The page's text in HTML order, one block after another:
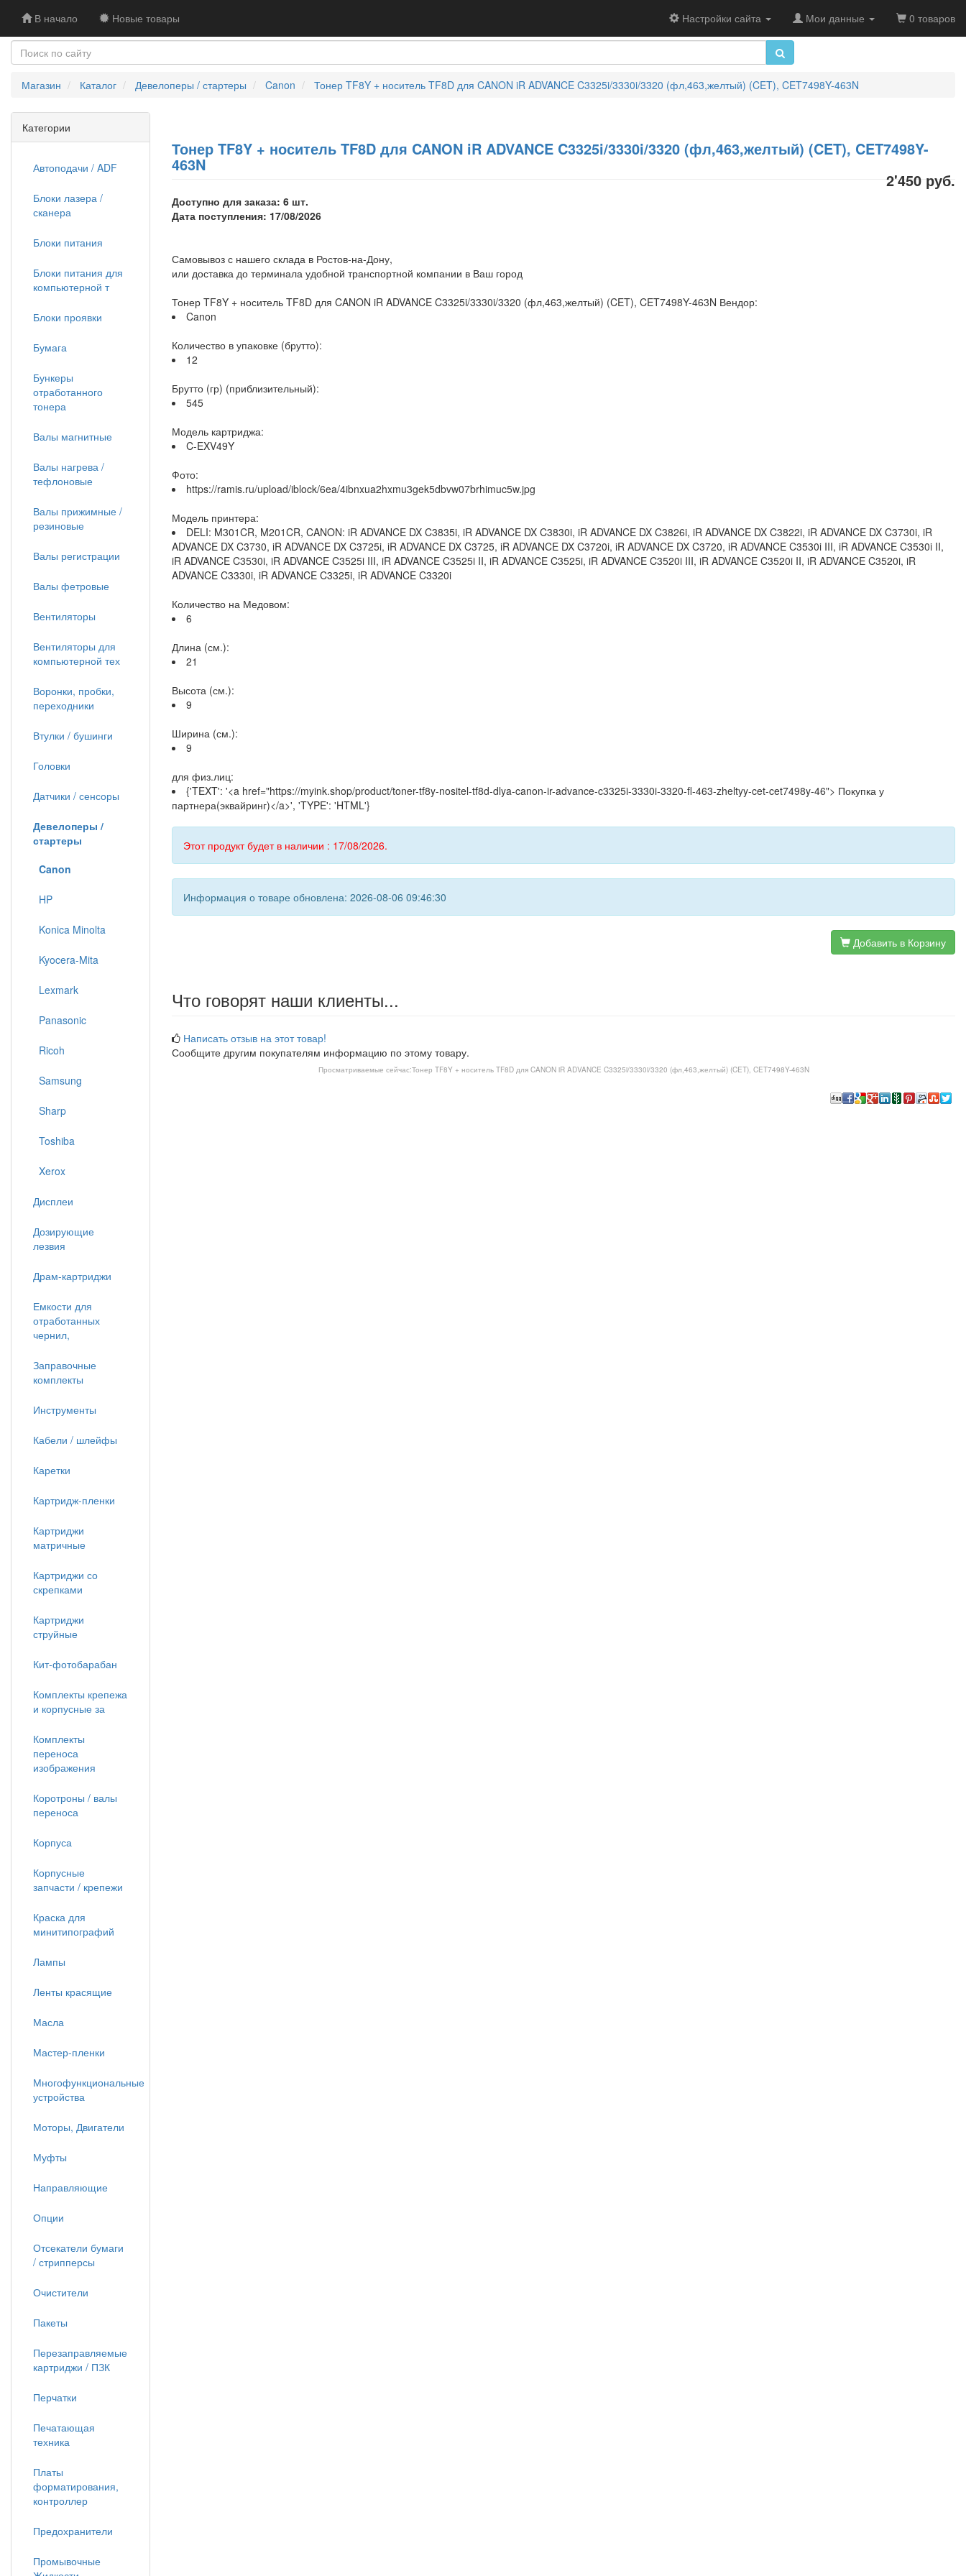
В начало Новые товары Настройки сайта Мои данные 0 товаров
Магазин Каталог Девелоперы / стартеры Canon Тонер TF8Y + носитель TF8D для CANON iR ADVANCE C3325i/3330i/3320 (фл,463,желтый) (CET), CET7498Y-463N
Тонер TF8Y + носитель TF8D для CANON iR ADVANCE C3325i/3330i/3320 (фл,463,желтый) (CET), CET7498Y-
463N
2'450 руб.
Доступно для заказа: 6 шт.
Дата поступления: 17/08/2026
Самовывоз с нашего склада в Ростов-на-Дону,
или доставка до терминала удобной транспортной компании в Ваш город
Тонер TF8Y + носитель TF8D для CANON iR ADVANCE C3325i/3330i/3320 (фл,463,желтый) (CET), CET7498Y-463N Вендор:
Canon
Количество в упаковке (брутто):
12
Брутто (гр) (приблизительный):
545
Модель картриджа:
C-EXV49Y
Фото:
https://ramis.ru/upload/iblock/6ea/4ibnxua2hxmu3gek5dbvw07brhimuc5w.jpg
Модель принтера:
DELI: M301CR, M201CR, CANON: iR ADVANCE DX C3835i, iR ADVANCE DX C3830i, iR ADVANCE DX C3826i, iR ADVANCE DX C3822i, iR ADVANCE DX C3730i, iR
ADVANCE DX C3730, iR ADVANCE DX C3725i, iR ADVANCE DX C3725, iR ADVANCE DX C3720i, iR ADVANCE DX C3720, iR ADVANCE C3530i III, iR ADVANCE C3530i II,
iR ADVANCE C3530i, iR ADVANCE C3525i III, iR ADVANCE C3525i II, iR ADVANCE C3525i, iR ADVANCE C3520i III, iR ADVANCE C3520i II, iR ADVANCE C3520i, iR
ADVANCE C3330i, iR ADVANCE C3325i, iR ADVANCE C3320i
Количество на Медовом:
6
Длина (см.):
21
Высота (см.):
9
Ширина (см.):
9
для физ.лиц:
{'TEXT': '<a href="https://myink.shop/product/toner-tf8y-nositel-tf8d-dlya-canon-ir-advance-c3325i-3330i-3320-fl-463-zheltyy-cet-cet7498y-46"> Покупка у
партнера(эквайринг)</a>', 'TYPE': 'HTML'}
Этот продукт будет в наличии : 17/08/2026.
Информация о товаре обновлена: 2026-08-06 09:46:30
Добавить в Корзину
Что говорят наши клиенты...
Написать отзыв на этот товар!
Сообщите другим покупателям информацию по этому товару.
Просматриваемые сейчас:Тонер TF8Y + носитель TF8D для CANON iR ADVANCE C3325i/3330i/3320 (фл,463,желтый) (CET), CET7498Y-463N
Категории
Автоподачи / ADF
Блоки лазера /
сканера
Блоки питания
Блоки питания для
компьютерной т
Блоки проявки
Бумага
Бункеры
отработанного
тонера
Валы магнитные
Валы нагрева /
тефлоновые
Валы прижимные /
резиновые
Валы регистрации
Валы фетровые
Вентиляторы
Вентиляторы для
компьютерной тех
Воронки, пробки,
переходники
Втулки / бушинги
Головки
Датчики / сенсоры
Девелоперы /
стартеры
Canon
HP
Konica Minolta
Kyocera-Mita
Lexmark
Panasonic
Ricoh
Samsung
Sharp
Toshiba
Xerox
Дисплеи
Дозирующие
лезвия
Драм-картриджи
Емкости для
отработанных
чернил,
Заправочные
комплекты
Инструменты
Кабели / шлейфы
Каретки
Картридж-пленки
Картриджи
матричные
Картриджи со
скрепками
Картриджи
струйные
Кит-фотобарабан
Комплекты крепежа
и корпусные за
Комплекты
переноса
изображения
Коротроны / валы
переноса
Корпуса
Корпусные
запчасти / крепежи
Краска для
минитипографий
Лампы
Ленты красящие
Масла
Мастер-пленки
Многофункциональные
устройства
Моторы, Двигатели
Муфты
Направляющие
Опции
Отсекатели бумаги
/ стрипперсы
Очистители
Пакеты
Перезаправляемые
картриджи / ПЗК
Перчатки
Печатающая
техника
Платы
форматирования,
контроллер
Предохранители
Промывочные